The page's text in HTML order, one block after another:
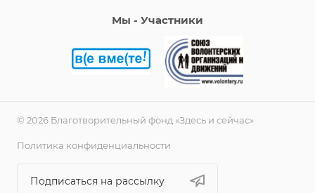
Мы - Участники
© 2026 Благотворительный фонд «Здесь и сейчас»
Политика конфиденциальности
Подписаться на рассылку